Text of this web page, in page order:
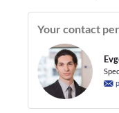
Your contact